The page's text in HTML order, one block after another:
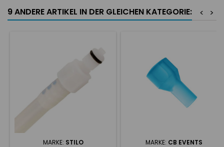
9 ANDERE ARTIKEL IN DER GLEICHEN KATEGORIE: >
<
MARKE: STILO MARKE: CB EVENTS